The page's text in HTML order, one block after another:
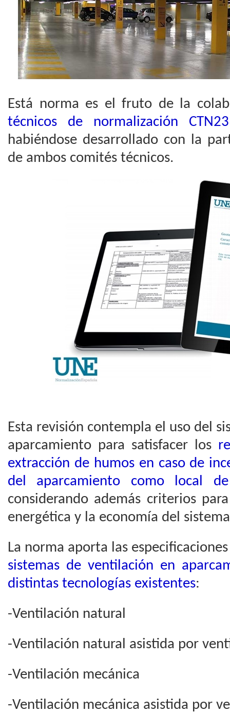
Está norma es el fruto de la
técnicos de normalización
habiéndose desarrollado con la
de ambos comités técnicos.
Esta revisión contempla el uso del
aparcamiento para satisfacer los
extracción de humos en caso de
del aparcamiento como local
considerando además criterios
energética y la economía del
La norma aporta las
sistemas de ventilación en
distintas tecnologías existentes:
-Ventilación natural
-Ventilación natural asistida por
-Ventilación mecánica
-Ventilación mecánica asistida por